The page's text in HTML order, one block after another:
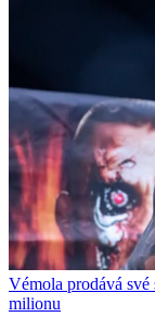
Vémola prodává své
milionu